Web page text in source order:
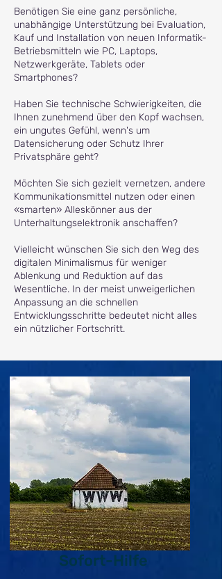
Benötigen Sie eine ganz persönliche,
unabhängige Unterstützung bei Evaluation,
Kauf und Installation von neuen Informatik-
Betriebsmitteln wie PC, Laptops,
Netzwerkgeräte, Tablets oder
Smartphones?
Haben Sie technische Schwierigkeiten, die
Ihnen zunehmend über den Kopf wachsen,
ein ungutes Gefühl, wenn's um
Datensicherung oder Schutz Ihrer
Privatsphäre geht?
Möchten Sie sich gezielt vernetzen, andere
Kommunikationsmittel nutzen oder einen
«smarten» Alleskönner aus der
Unterhaltungselektronik anschaffen?
Vielleicht wünschen Sie sich den Weg des
digitalen Minimalismus für weniger
Ablenkung und Reduktion auf das
Wesentliche. In der meist unweigerlichen
Anpassung an die schnellen
Entwicklungsschritte bedeutet nicht alles
ein nützlicher Fortschritt.
Sofort-Hilfe